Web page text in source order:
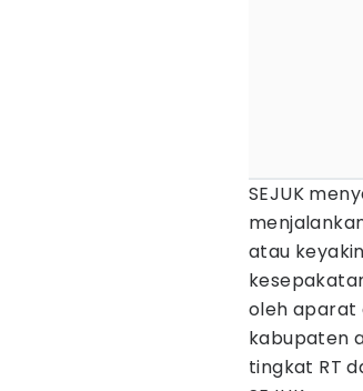
SEJUK
atau
oleh aparat
kabupaten
tingkat RT